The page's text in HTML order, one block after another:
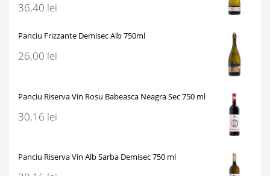
36,40 lei
Panciu Frizzante Demisec Alb 750ml
26,00 lei
Panciu Riserva Vin Rosu Babeasca Neagra Sec 750 ml
30,16 lei
Panciu Riserva Vin Alb Sarba Demisec 750 ml